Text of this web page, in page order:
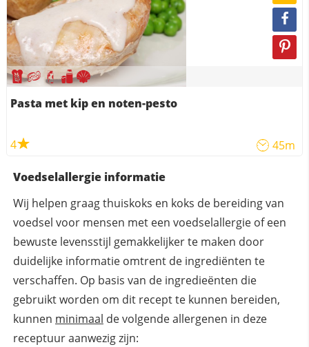
Pasta met kip en noten-pesto
4 45m
Voedselallergie informatie
Wij helpen graag thuiskoks en koks de bereiding van
voedsel voor mensen met een voedselallergie of een
bewuste levensstijl gemakkelijker te maken door
duidelijke informatie omtrent de ingrediënten te
verschaffen. Op basis van de ingredieënten die
gebruikt worden om dit recept te kunnen bereiden,
kunnen minimaal de volgende allergenen in deze
receptuur aanwezig zijn: